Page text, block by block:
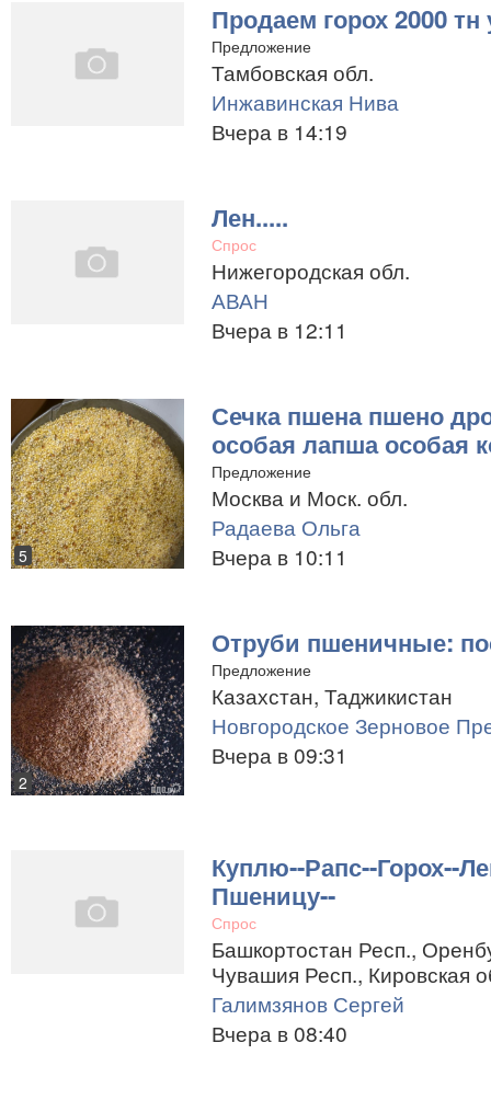
Продаем горох 2000 тн
Предложение
Тамбовская обл.
Инжавинская Нива
Вчера в 14:19
Лен.....
Спрос
Нижегородская обл.
АВАН
Вчера в 12:11
5
Сечка пшена пшено
особая лапша особая
Предложение
Москва и Моск. обл.
Радаева Ольга
Вчера в 10:11
2
Отруби пшеничные:
Предложение
Казахстан, Таджикистан
Новгородское Зерновое
Вчера в 09:31
Куплю--Рапс--Горох--
Пшеницу--
Спрос
Башкортостан Респ.,
Чувашия Респ., Кировская
Галимзянов Сергей
Вчера в 08:40